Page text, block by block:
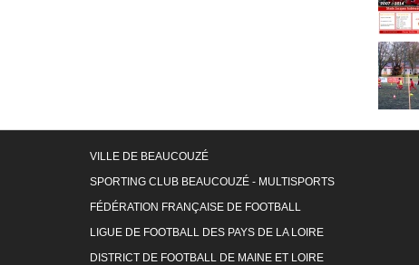
VILLE DE BEAUCOUZÉ
SPORTING CLUB BEAUCOUZÉ - MULTISPORTS
FÉDÉRATION FRANÇAISE DE FOOTBALL
LIGUE DE FOOTBALL DES PAYS DE LA LOIRE
DISTRICT DE FOOTBALL DE MAINE ET LOIRE